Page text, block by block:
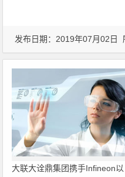
发布日期：2019年07月02日
大联大诠鼎集团携手Infineon以